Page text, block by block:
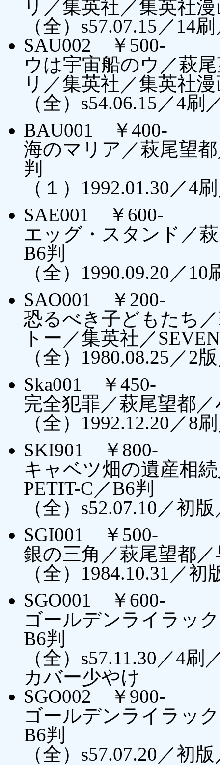
リ／集英社／集英社
（全）s57.07.15／14
SAU002 ￥500-
ウは宇宙船のウ／萩
リ／集英社／集英社
（全）s54.06.15／4
BAU001 ￥400-
海のマリア／萩尾望
判
（１）1992.01.30／4
SAE001 ￥600-
エッグ・スタンド／
B6判
（全）1990.09.20／
SAO001 ￥200-
恐るべき子どもたち
トー／集英社／
（全）1980.08.25／2
Ska001 ￥450-
完全犯罪／萩尾望都
（全）1992.12.20／8
SKI901 ￥800-
キャベツ畑の遺産相
PETIT-C／B6判
（全）s52.07.10／初
SGI001 ￥500-
銀の三角／萩尾望都
（全）1984.10.31／初
SGO001 ￥600-
ゴールデンライラッ
B6判
（全）s57.11.30／4
カバー少やけ
SGO002 ￥900-
ゴールデンライラッ
B6判
（全）s57.07.20／初